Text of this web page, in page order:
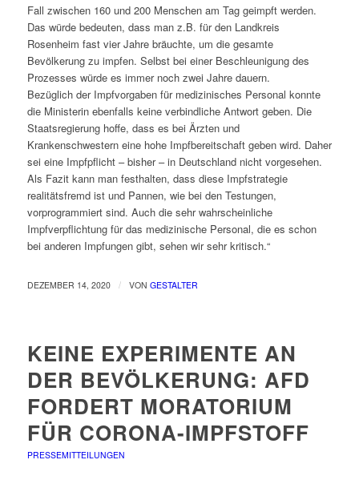
Fall zwischen 160 und 200 Menschen am Tag geimpft werden.
Das würde bedeuten, dass man z.B. für den Landkreis
Rosenheim fast vier Jahre bräuchte, um die gesamte
Bevölkerung zu impfen. Selbst bei einer Beschleunigung des
Prozesses würde es immer noch zwei Jahre dauern.
Bezüglich der Impfvorgaben für medizinisches Personal konnte
die Ministerin ebenfalls keine verbindliche Antwort geben. Die
Staatsregierung hoffe, dass es bei Ärzten und
Krankenschwestern eine hohe Impfbereitschaft geben wird. Daher
sei eine Impfpflicht – bisher – in Deutschland nicht vorgesehen.
Als Fazit kann man festhalten, dass diese Impfstrategie
realitätsfremd ist und Pannen, wie bei den Testungen,
vorprogrammiert sind. Auch die sehr wahrscheinliche
Impfverpflichtung für das medizinische Personal, die es schon
bei anderen Impfungen gibt, sehen wir sehr kritisch.“
DEZEMBER 14, 2020 / VON GESTALTER
KEINE EXPERIMENTE AN
DER BEVÖLKERUNG: AFD
FORDERT MORATORIUM
FÜR CORONA-IMPFSTOFF
PRESSEMITTEILUNGEN